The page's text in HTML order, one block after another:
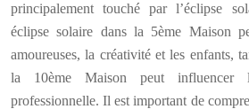
principalement touché par l’éclipse
éclipse solaire dans la 5ème Maison
amoureuses, la créativité et les enfants,
la 10ème Maison peut
professionnelle. Il est important de